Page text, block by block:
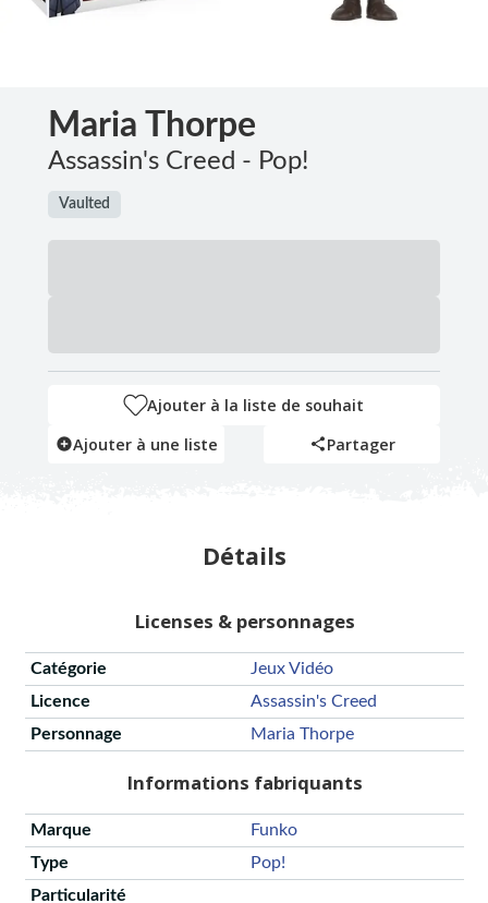
Maria Thorpe
Assassin's Creed - Pop!
Vaulted
Ajouter à la liste de souhait
Ajouter à une liste
Partager
Détails
Licenses & personnages
Catégorie
Jeux Vidéo
Licence
Assassin's Creed
Personnage
Maria Thorpe
Informations fabriquants
Marque
Funko
Type
Pop!
Particularité